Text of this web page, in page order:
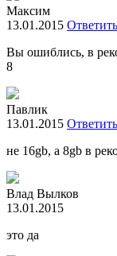
Максим
13.01.2015 Ответить
Вы ошиблись, в
8
Павлик
13.01.2015 Ответить
не 16gb, а 8gb в
Влад Вылков
13.01.2015
это да